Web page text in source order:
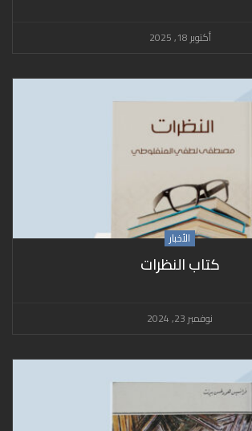
أكتوبر 18, 2025
الأخبار
كتاب النظرات
نوفمبر 23, 2024